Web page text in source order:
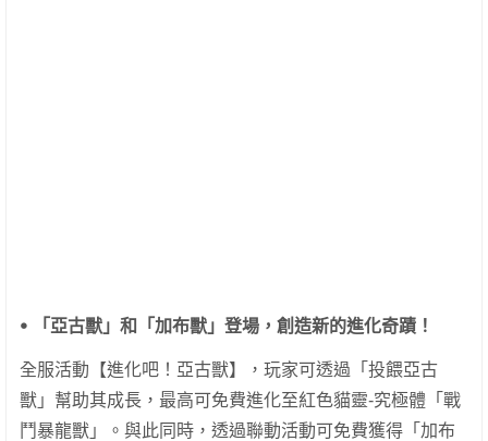
ꔷ 「亞古獸」和「加布獸」登場，創造新的進化奇蹟！
全服活動【進化吧！亞古獸】，玩家可透過「投餵亞古
獸」幫助其成長，最高可免費進化至紅色貓靈-究極體「戰
鬥暴龍獸」。與此同時，透過聯動活動可免費獲得「加布